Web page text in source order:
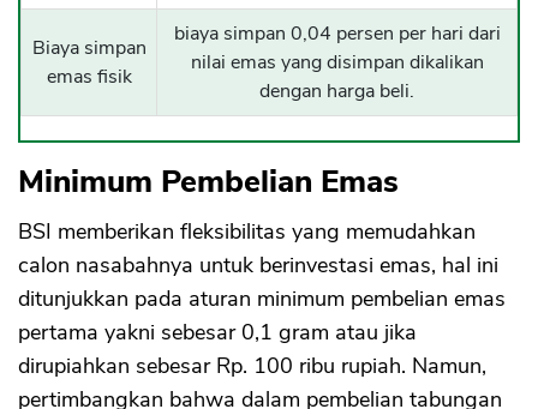
Biaya simpan
emas fisik
biaya simpan 0,04 persen per hari dari
nilai emas yang disimpan dikalikan
dengan harga beli.
Minimum Pembelian Emas
BSI memberikan fleksibilitas yang memudahkan
calon nasabahnya untuk berinvestasi emas, hal ini
ditunjukkan pada aturan minimum pembelian emas
pertama yakni sebesar 0,1 gram atau jika
dirupiahkan sebesar Rp. 100 ribu rupiah. Namun,
pertimbangkan bahwa dalam pembelian tabungan